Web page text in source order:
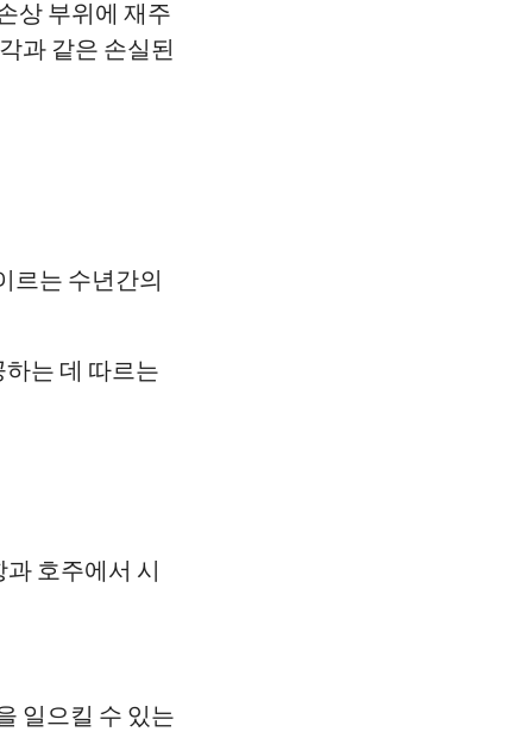
상 부위에 재주
과 같은 손실된
르는 수년간의
하는 데 따르는
호주에서 시
일으킬 수 있는